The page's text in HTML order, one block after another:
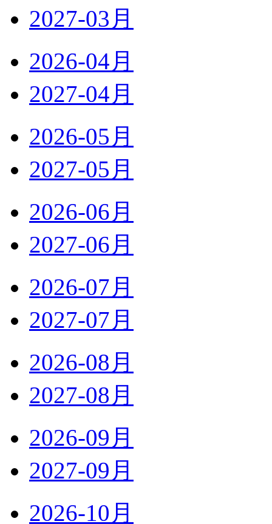
2027-03月
2026-04月
2027-04月
2026-05月
2027-05月
2026-06月
2027-06月
2026-07月
2027-07月
2026-08月
2027-08月
2026-09月
2027-09月
2026-10月